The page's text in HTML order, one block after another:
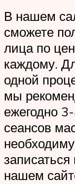
В нашем
сможете
лица по
каждому.
одной
мы
ежегодно
сеансов
нашем